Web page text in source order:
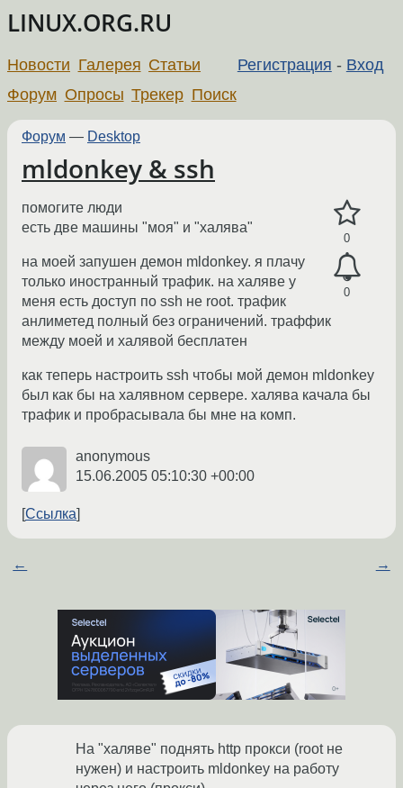
LINUX.ORG.RU
Регистрация - Вход
Новости Галерея Статьи
Форум Опросы Трекер Поиск
Форум — Desktop
mldonkey & ssh
0
0
помогите люди
есть две машины "моя" и "халява"
на моей запушен демон mldonkey. я плачу
только иностранный трафик. на халяве у
меня есть доступ по ssh не root. трафик
анлиметед полный без ограничений. траффик
между моей и халявой бесплатен
как теперь настроить ssh чтобы мой демон mldonkey
был как бы на халявном сервере. халява качала бы
трафик и пробрасывала бы мне на комп.
anonymous
15.06.2005 05:10:30 +00:00
Ссылка
← →
На "халяве" поднять http прокси (root не
нужен) и настроить mldonkey на работу